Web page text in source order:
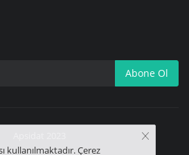
Abone Ol
kullanılmaktadır. Çerez